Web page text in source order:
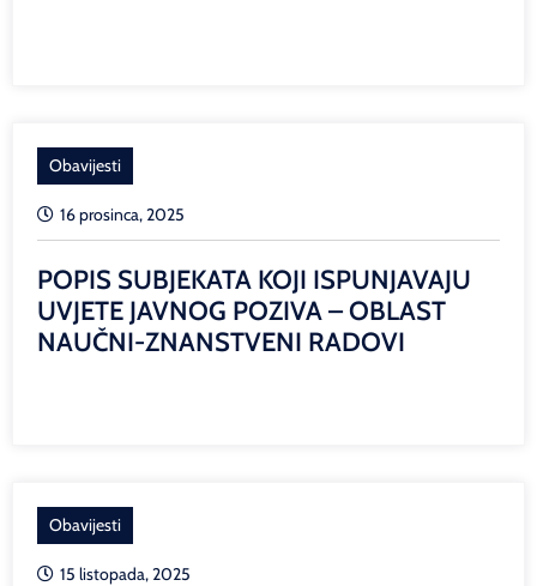
Obavijesti
16 prosinca, 2025
POPIS SUBJEKATA KOJI ISPUNJAVAJU
UVJETE JAVNOG POZIVA – OBLAST
NAUČNI-ZNANSTVENI RADOVI
Obavijesti
15 listopada, 2025